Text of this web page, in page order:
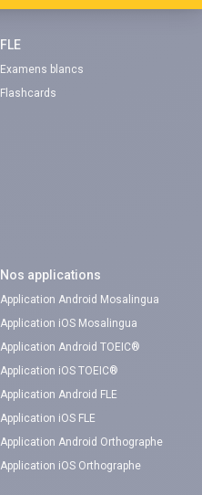
FLE
Examens blancs
Flashcards
Nos applications
Application Android Mosalingua
Application iOS Mosalingua
Application Android TOEIC®
Application iOS TOEIC®
Application Android FLE
Application iOS FLE
Application Android Orthographe
Application iOS Orthographe